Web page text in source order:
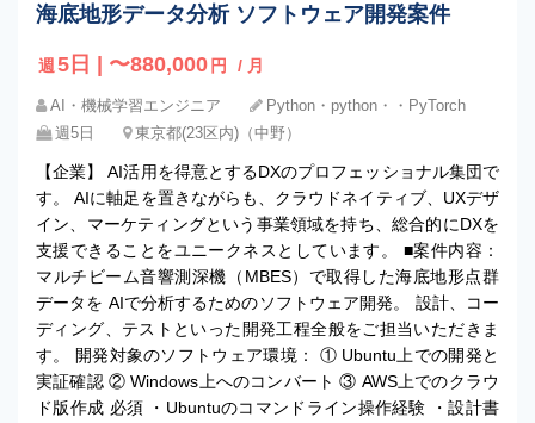
海底地形データ分析 ソフトウェア開発案件
週 5日 | 〜880,000 円 / 月
AI・機械学習エンジニア
Python・python・・PyTorch
週5日
東京都(23区内)（中野）
【企業】 AI活用を得意とするDXのプロフェッショナル集団で
す。 AIに軸足を置きながらも、クラウドネイティブ、UXデザ
イン、マーケティングという事業領域を持ち、総合的にDXを
支援できることをユニークネスとしています。 ■案件内容：
マルチビーム音響測深機（MBES）で取得した海底地形点群
データを AIで分析するためのソフトウェア開発。 設計、コー
ディング、テストといった開発工程全般をご担当いただきま
す。 開発対象のソフトウェア環境： ① Ubuntu上での開発と
実証確認 ② Windows上へのコンバート ③ AWS上でのクラウ
ド版作成 必須 ・Ubuntuのコマンドライン操作経験 ・設計書